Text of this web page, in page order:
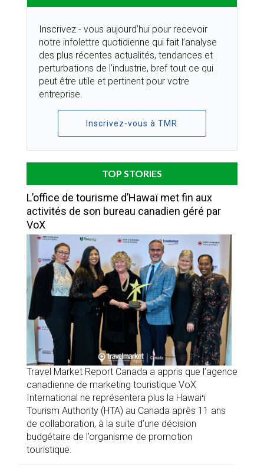
Inscrivez - vous aujourd’hui pour recevoir
notre infolettre quotidienne qui fait l’analyse
des plus récentes actualités, tendances et
perturbations de l’industrie, bref tout ce qui
peut être utile et pertinent pour votre
entreprise.
Inscrivez-vous à TMR
TOP STORIES
L’office de tourisme d’Hawaï met fin aux
activités de son bureau canadien géré par
VoX
Travel Market Report Canada a appris que l’agence
canadienne de marketing touristique VoX
International ne représentera plus la Hawaiʻi
Tourism Authority (HTA) au Canada après 11 ans
de collaboration, à la suite d’une décision
budgétaire de l’organisme de promotion
touristique.